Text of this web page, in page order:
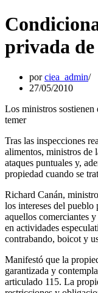
privada de
porciea_admin
27/05/2010
Los ministros sostienen
temer
Tras las inspecciones
alimentos, ministros de
ataques puntuales y,
propiedad cuando se
Richard Canán,
los intereses del
aquellos comerciantes
en actividades
contrabando, boicot y
Manifestó que la
garantizada y
articulado 115. La